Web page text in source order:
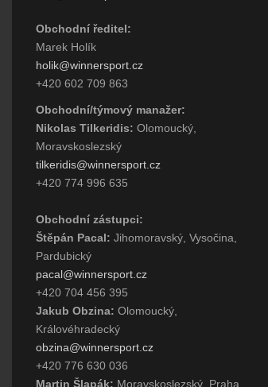
Obchodní ředitel:
Marek Holík
holik@winnersport.cz
+420 602 709 863
Obchodní/týmový manažer:
Nikolas Tilkeridis: Olomoucký,
Moravskoslezský
tilkeridis@winnersport.cz
+420 774 996 635
Obchodní zástupci:
Štěpán Pacal: Jihomoravský, Vysočina,
Pardubický
pacal@winnersport.cz
+420 704 456 395
Jakub Obzina: Olomoucký,
Královéhradecký
obzina@winnersport.cz
+420 776 630 036
Martin Šlapák: Moravskoslezský, Praha,